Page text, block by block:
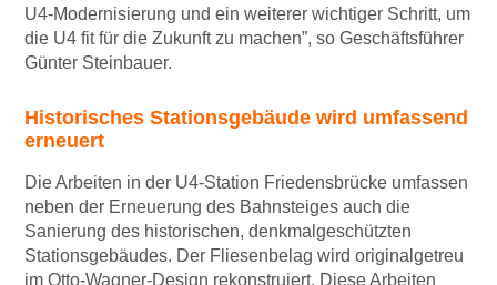
U4-Modernisierung und ein weiterer wichtiger Schritt, um
die U4 fit für die Zukunft zu machen”, so Geschäftsführer
Günter Steinbauer.
Historisches Stationsgebäude wird umfassend
erneuert
Die Arbeiten in der U4-Station Friedensbrücke umfassen
neben der Erneuerung des Bahnsteiges auch die
Sanierung des historischen, denkmalgeschützten
Stationsgebäudes. Der Fliesenbelag wird originalgetreu
im Otto-Wagner-Design rekonstruiert. Diese Arbeiten